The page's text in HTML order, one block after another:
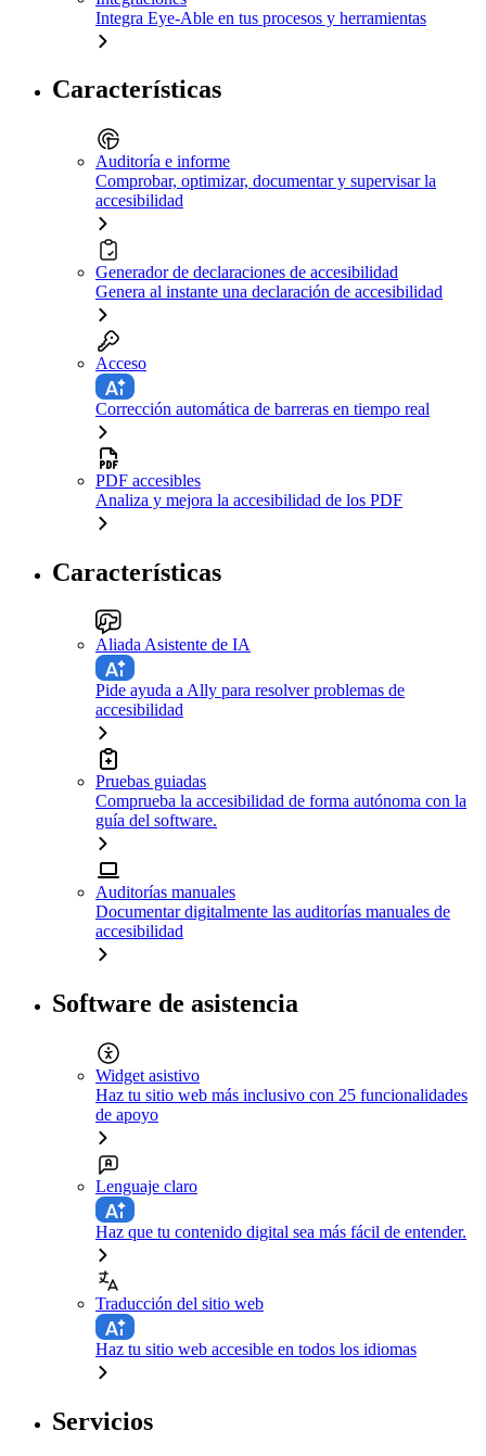
Integra Eye-Able en tus procesos y herramientas
Características
Auditoría e informe
Comprobar, optimizar, documentar y supervisar la
accesibilidad
Generador de declaraciones de accesibilidad
Genera al instante una declaración de accesibilidad
Acceso
Corrección automática de barreras en tiempo real
PDF accesibles
Analiza y mejora la accesibilidad de los PDF
Características
Aliada Asistente de IA
Pide ayuda a Ally para resolver problemas de
accesibilidad
Pruebas guiadas
Comprueba la accesibilidad de forma autónoma con la
guía del software.
Auditorías manuales
Documentar digitalmente las auditorías manuales de
accesibilidad
Software de asistencia
Widget asistivo
Haz tu sitio web más inclusivo con 25 funcionalidades
de apoyo
Lenguaje claro
Haz que tu contenido digital sea más fácil de entender.
Traducción del sitio web
Haz tu sitio web accesible en todos los idiomas
Servicios